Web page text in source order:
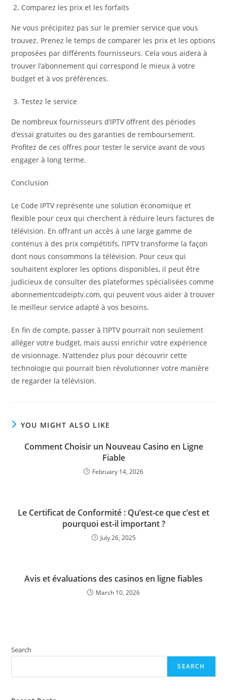
Comparez les prix et les forfaits
Ne vous précipitez pas sur le premier service que vous
trouvez. Prenez le temps de comparer les prix et les options
proposées par différents fournisseurs. Cela vous aidera à
trouver l’abonnement qui correspond le mieux à votre
budget et à vos préférences.
Testez le service
De nombreux fournisseurs d’IPTV offrent des périodes
d’essai gratuites ou des garanties de remboursement.
Profitez de ces offres pour tester le service avant de vous
engager à long terme.
Conclusion
Le Code IPTV représente une solution économique et
flexible pour ceux qui cherchent à réduire leurs factures de
télévision. En offrant un accès à une large gamme de
contenus à des prix compétitifs, l’IPTV transforme la façon
dont nous consommons la télévision. Pour ceux qui
souhaitent explorer les options disponibles, il peut être
judicieux de consulter des plateformes spécialisées comme
abonnementcodeiptv.com, qui peuvent vous aider à trouver
le meilleur service adapté à vos besoins.
En fin de compte, passer à l’IPTV pourrait non seulement
alléger votre budget, mais aussi enrichir votre expérience
de visionnage. N’attendez plus pour découvrir cette
technologie qui pourrait bien révolutionner votre manière
de regarder la télévision.
YOU MIGHT ALSO LIKE
Comment Choisir un Nouveau Casino en Ligne
Fiable
February 14, 2026
Le Certificat de Conformité : Qu’est-ce que c’est et
pourquoi est-il important ?
July 26, 2025
Avis et évaluations des casinos en ligne fiables
March 10, 2026
Search
SEARCH